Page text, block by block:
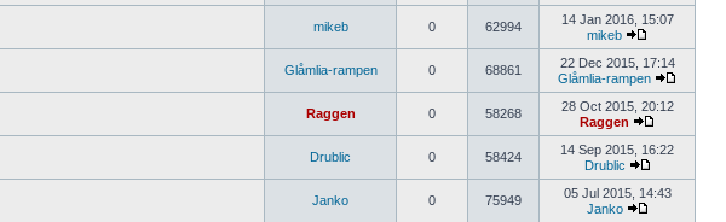
mikeb 0 62994
14 Jan 2016, 15:07
mikeb
Glåmlia-rampen 0 68861
22 Dec 2015, 17:14
Glåmlia-rampen
Raggen 0 58268
28 Oct 2015, 20:12
Raggen
Drublic 0 58424
14 Sep 2015, 16:22
Drublic
Janko 0 75949
05 Jul 2015, 14:43
Janko